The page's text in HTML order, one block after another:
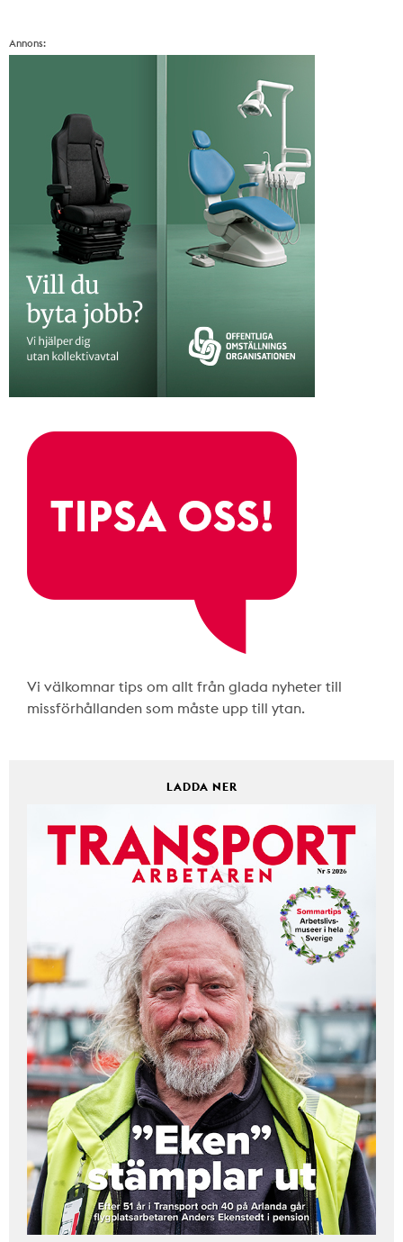
Annons:
Vi välkomnar tips om allt från glada nyheter till
missförhållanden som måste upp till ytan.
LADDA NER